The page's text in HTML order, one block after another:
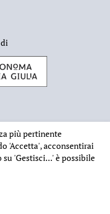
Friuli - CF 80023560305
più pertinente
'Accetta', acconsentirai
su 'Gestisci...'è possibile